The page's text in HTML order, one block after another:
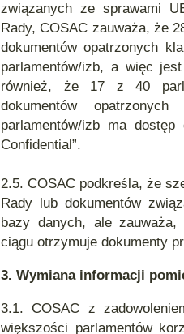
związanych ze sprawami
Rady, COSAC zauważa, że
dokumentów opatrzonych
parlamentów/izb, a więc
również, że 17 z 40
dokumentów
parlamentów/izb ma
Confidential”.
2.5. COSAC podkreśla, że
Rady lub dokumentów
bazy danych, ale
ciągu otrzymuje dokumenty
3. Wymiana informacji
3.1. COSAC z
większości parlamentów